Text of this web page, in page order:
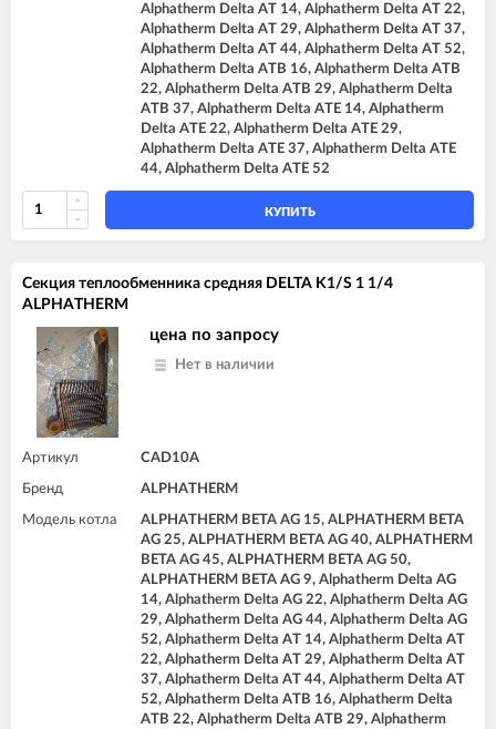
Alphatherm Delta AT 14, Alphatherm Delta AT 22,
Alphatherm Delta AT 29, Alphatherm Delta AT 37,
Alphatherm Delta AT 44, Alphatherm Delta AT 52,
Alphatherm Delta ATB 16, Alphatherm Delta ATB
22, Alphatherm Delta ATB 29, Alphatherm Delta
ATB 37, Alphatherm Delta ATE 14, Alphatherm
Delta ATE 22, Alphatherm Delta ATE 29,
Alphatherm Delta ATE 37, Alphatherm Delta ATE
44, Alphatherm Delta ATE 52
КУПИТЬ
Секция теплообменника средняя DELTA K1/S 1 1/4
ALPHATHERM
цена по запросу
Нет в наличии
Артикул CAD10A
Бренд ALPHATHERM
Модель котла
ALPHATHERM BETA AG 15, ALPHATHERM BETA
AG 25, ALPHATHERM BETA AG 40, ALPHATHERM
BETA AG 45, ALPHATHERM BETA AG 50,
ALPHATHERM BETA AG 9, Alphatherm Delta AG
14, Alphatherm Delta AG 22, Alphatherm Delta AG
29, Alphatherm Delta AG 44, Alphatherm Delta AG
52, Alphatherm Delta AT 14, Alphatherm Delta AT
22, Alphatherm Delta AT 29, Alphatherm Delta AT
37, Alphatherm Delta AT 44, Alphatherm Delta AT
52, Alphatherm Delta ATB 16, Alphatherm Delta
ATB 22, Alphatherm Delta ATB 29, Alphatherm